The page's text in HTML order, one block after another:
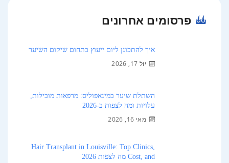
פרסומים אחרונים
איך להתכונן ליום ייעוץ בתחום שיקום השיער
יול 17, 2026
השתלת שיער במינאפוליס: מרפאות מובילות,
עלויות ומה לצפות ב-2026
מאי 16, 2026
Hair Transplant in Louisville: Top Clinics,
Cost, and מה לצפות 2026